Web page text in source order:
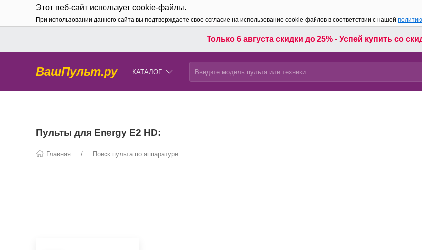
Этот веб-сайт использует cookie-файлы.
При использовании данного сайта вы подтверждаете свое согласие на использование cookie-файлов в соответствии с нашей
Только 6 августа скидки до 25% - Успей купить со
ВашПульт.ру КАТАЛОГ
Пульты для Energy E2 HD:
Главная Поиск пульта по аппаратуре